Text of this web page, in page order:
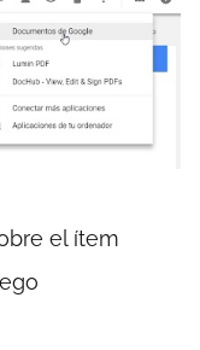
el ítem